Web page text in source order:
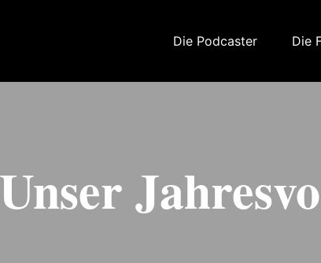
Die Podcaster Die